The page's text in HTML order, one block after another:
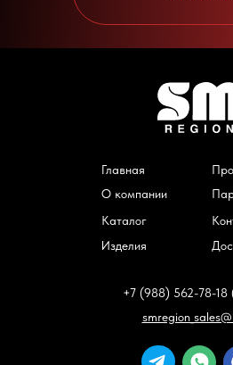
Главная
О компании
Каталог
Изделия
+7 (988) 562-78-18